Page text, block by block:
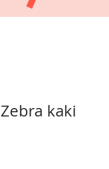
kaki